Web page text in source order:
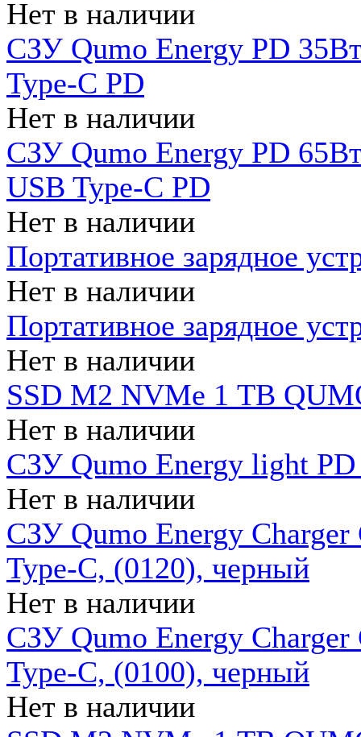
Нет в наличии
СЗУ Qumo Energy PD
Type-C PD
Нет в наличии
СЗУ Qumo Energy PD
USB Type-C PD
Нет в наличии
Портативное зарядное
Нет в наличии
Портативное зарядное
Нет в наличии
SSD M2 NVMe 1 ТB
Нет в наличии
СЗУ Qumo Energy light PD
Нет в наличии
СЗУ Qumo Energy
Type-C, (0120), черный
Нет в наличии
СЗУ Qumo Energy
Type-C, (0100), черный
Нет в наличии